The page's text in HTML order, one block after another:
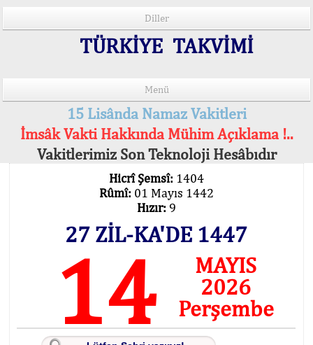
Diller
TÜRKİYE TAKVİMİ
Menü
15 Lisânda Namaz Vakitleri
İmsâk Vakti Hakkında Mühim Açıklama !..
Vakitlerimiz Son Teknoloji Hesâbıdır
Hicrî Şemsî: 1404
Rûmî: 01 Mayıs 1442
Hızır: 9
27 ZİL-KA'DE 1447
14
MAYIS
2026
Perşembe